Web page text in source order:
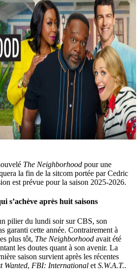
The Neighborhood pour une
la fin de la sitcom portée par Cedric
est prévue pour la saison 2025-2026.
s’achève après huit saisons
pilier du lundi soir sur CBS, son
garanti cette année. Contrairement à
plus tôt, The Neighborhood avait été
les doutes quant à son avenir. La
saison survient après les récentes
Wanted, FBI: International et S.W.A.T..